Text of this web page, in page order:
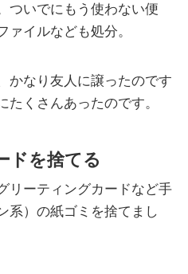
ついでにもう使わない便
ァイルなども処分。
かなり友人に譲ったのです
たくさんあったのです。
ドを捨てる
リーティングカードなど手
系）の紙ゴミを捨てまし